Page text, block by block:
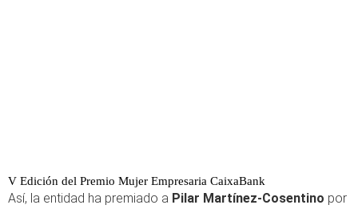
V Edición del Premio Mujer Empresaria CaixaBank
Así, la entidad ha premiado a Pilar Martínez-Cosentino por